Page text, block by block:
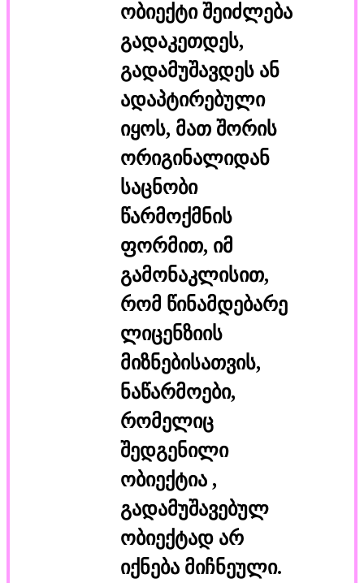
ობიექტიშეიძლება
გადაკეთდეს,
გადამუშავდეს ან
ადაპტირებული
იყოს, მათ შორის
ორიგინალიდან
საცნობი
წარმოქმნის
ფორმით, იმ
გამონაკლისით,
რომ წინამდებარე
ლიცენზიის
მიზნებისათვის,
ნაწარმოები,
რომელიც
შედგენილი
ობიექტია ,
გადამუშავებულ
ობიექტად არ
იქნება მიჩნეული.